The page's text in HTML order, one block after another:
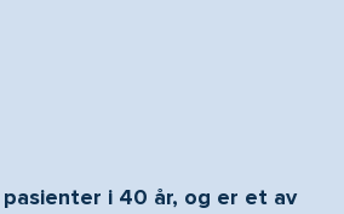
i 40 år, og er et av